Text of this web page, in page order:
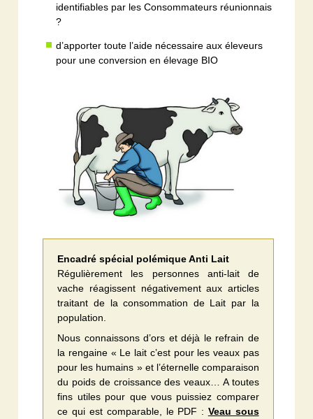
identifiables par les Consommateurs réunionnais
?
d’apporter toute l’aide nécessaire aux éleveurs
pour une conversion en élevage BIO
Encadré spécial polémique Anti Lait
Régulièrement les personnes anti-lait de
vache réagissent négativement aux articles
traitant de la consommation de Lait par la
population.
Nous connaissons d’ors et déjà le refrain de
la rengaine « Le lait c’est pour les veaux pas
pour les humains » et l’éternelle comparaison
du poids de croissance des veaux… A toutes
fins utiles pour que vous puissiez comparer
ce qui est comparable, le PDF : Veau sous